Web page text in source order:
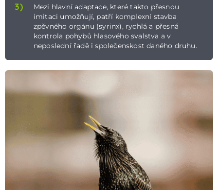
3)
Mezi hlavní adaptace, které takto přesnou
imitaci umožňují, patří komplexní stavba
zpěvného orgánu (syrinx), rychlá a přesná
kontrola pohybů hlasového svalstva a v
neposlední řadě i společenskost daného druhu.